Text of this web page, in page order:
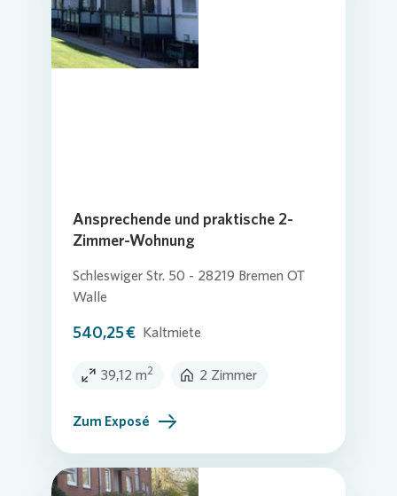
Ansprechende und praktische 2-
Zimmer-Wohnung
Schleswiger Str. 50 - 28219 Bremen OT
Walle
540,25 € Kaltmiete
39,12 m2 2 Zimmer
Zum Exposé